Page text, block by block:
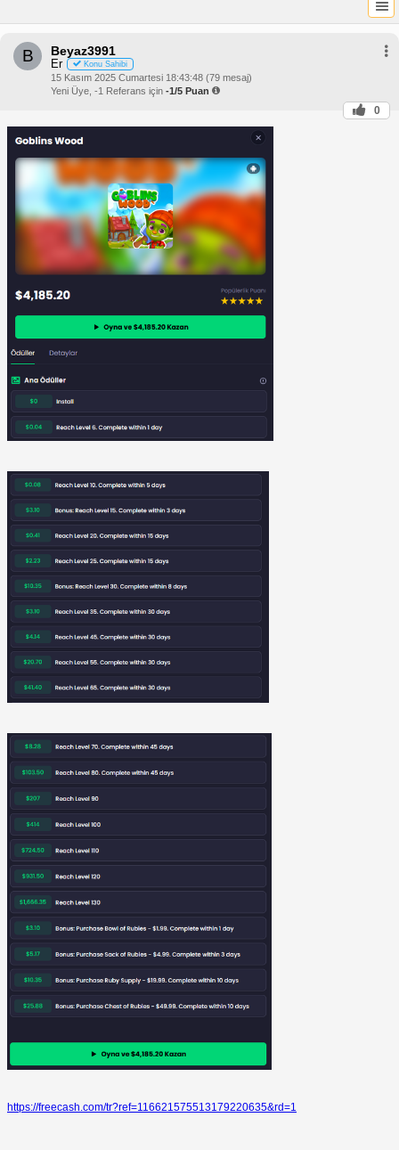
B Beyaz3991
Er Konu Sahibi
15 Kasım 2025 Cumartesi 18:43:48 (79 mesaj)
Yeni Üye, -1 Referans için -1/5 Puan
0
https://freecash.com/tr?ref=116621575513179220635&rd=1